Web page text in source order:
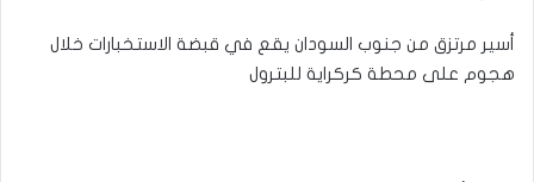
أسير مرتزق من جنوب السودان يقع في قبضة الاستخبارات خلال
هجوم على محطة كركراية للبترول